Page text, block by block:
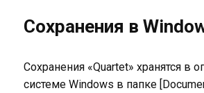
Сохранения в
Сохранения «Quartet» хранятся в
системе Windows в папке